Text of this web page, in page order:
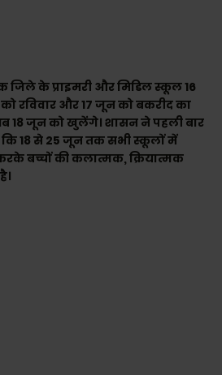
के प्राइमरी और मिडिल स्कूल 16
रविवार और 17 जून को बकरीद का
18 जून को खुलेंगे। शासन ने पहली बार
18 से 25 जून तक सभी स्कूलों में
बच्चों की कलात्मक, क्रियात्मक